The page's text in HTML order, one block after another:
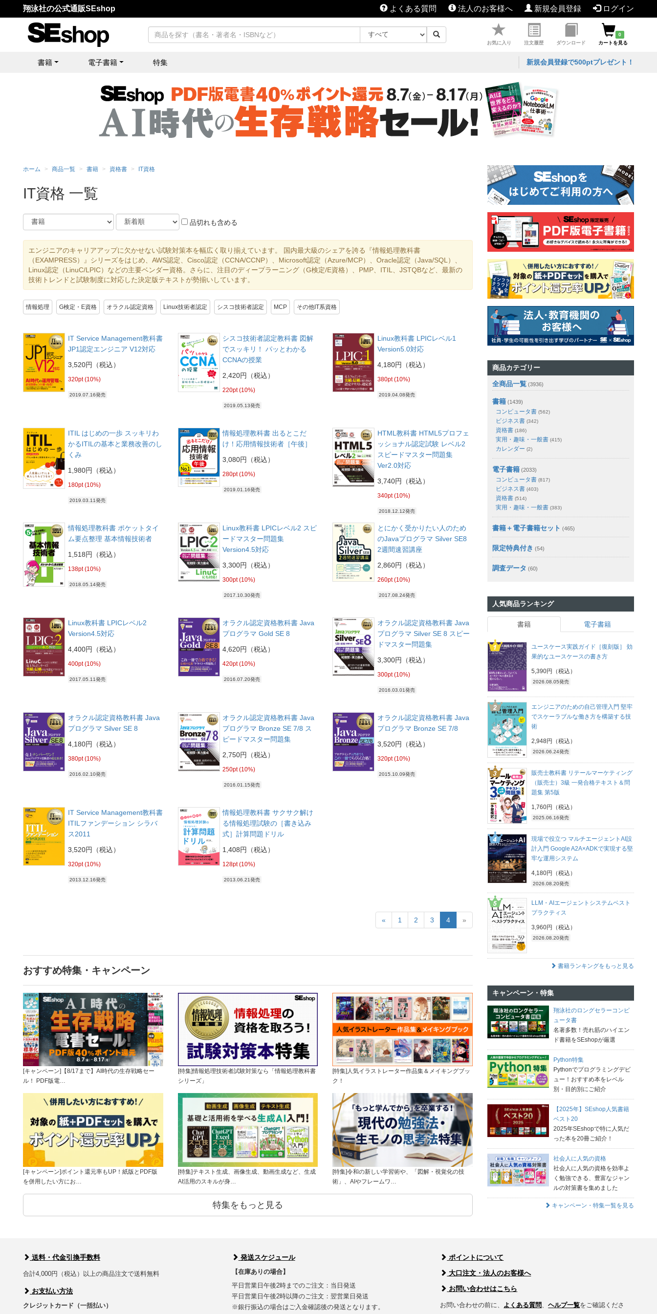
翔泳社の公式通販SEshop よくある質問 法人のお客様へ 新規会員登録 ログイン
お気に入り 注文履歴 ダウンロード
0
カートを見る
書籍 電子書籍 特集 新規会員登録で500ptプレゼント！
ホーム 商品一覧 書籍 資格書 IT資格
IT資格 一覧
品切れも含める
エンジニアのキャリアアップに欠かせない試験対策本を幅広く取り揃えています。 国内最大級のシェアを誇る『情報処理教科書
（EXAMPRESS）』シリーズをはじめ、AWS認定、Cisco認定（CCNA/CCNP）、Microsoft認定（Azure/MCP）、Oracle認定（Java/SQL）、
Linux認定（LinuC/LPIC）などの主要ベンダー資格。さらに、注目のディープラーニング（G検定/E資格）、PMP、ITIL、JSTQBなど、最新の
技術トレンドと試験制度に対応した決定版テキストが勢揃いしています。
情報処理 G検定・E資格 オラクル認定資格 Linux技術者認定 シスコ技術者認定 MCP その他IT系資格
IT Service Management教科書
JP1認定エンジニア V12対応
3,520円（税込）
320pt (10%)
2019.07.16発売
シスコ技術者認定教科書 図解
でスッキリ！ パッとわかる
CCNAの授業
2,420円（税込）
220pt (10%)
2019.05.13発売
Linux教科書 LPICレベル1
Version5.0対応
4,180円（税込）
380pt (10%)
2019.04.08発売
ITIL はじめの一歩 スッキリわ
かるITILの基本と業務改善のし
くみ
1,980円（税込）
180pt (10%)
2019.03.11発売
情報処理教科書 出るとこだ
け！応用情報技術者［午後］
3,080円（税込）
280pt (10%)
2019.01.16発売
HTML教科書 HTML5プロフェ
ッショナル認定試験 レベル2
スピードマスター問題集
Ver2.0対応
3,740円（税込）
340pt (10%)
2018.12.12発売
情報処理教科書 ポケットタイ
ム要点整理 基本情報技術者
1,518円（税込）
138pt (10%)
2018.05.14発売
Linux教科書 LPICレベル2 スピ
ードマスター問題集
Version4.5対応
3,300円（税込）
300pt (10%)
2017.10.30発売
とにかく受かりたい人のため
のJavaプログラマ Silver SE8
2週間速習講座
2,860円（税込）
260pt (10%)
2017.08.24発売
Linux教科書 LPICレベル2
Version4.5対応
4,400円（税込）
400pt (10%)
2017.05.11発売
オラクル認定資格教科書 Java
プログラマ Gold SE 8
4,620円（税込）
420pt (10%)
2016.07.20発売
オラクル認定資格教科書 Java
プログラマ Silver SE 8 スピー
ドマスター問題集
3,300円（税込）
300pt (10%)
2016.03.01発売
オラクル認定資格教科書 Java
プログラマ Silver SE 8
4,180円（税込）
380pt (10%)
2016.02.10発売
オラクル認定資格教科書 Java
プログラマ Bronze SE 7/8 ス
ピードマスター問題集
2,750円（税込）
250pt (10%)
2016.01.15発売
オラクル認定資格教科書 Java
プログラマ Bronze SE 7/8
3,520円（税込）
320pt (10%)
2015.10.09発売
IT Service Management教科書
ITILファンデーション シラバ
ス2011
3,520円（税込）
320pt (10%)
2013.12.16発売
情報処理教科書 サクサク解け
る情報処理試験の［書き込み
式］計算問題ドリル
1,408円（税込）
128pt (10%)
2013.06.21発売
« 1 2 3 4 »
おすすめ特集・キャンペーン
[キャンペーン]【8/17まで】AI時代の生存戦略セー
ル！ PDF版電…
[特集]情報処理技術者試験対策なら「情報処理教科書
シリーズ」
[特集]人気イラストレーター作品集＆メイキングブッ
ク！
[キャンペーン]ポイント還元率もUP！紙版とPDF版
を併用したい方にお…
[特集]テキスト生成、画像生成、動画生成など、生成
AI活用のスキルが身…
[特集]令和の新しい学習術や、「図解・視覚化の技
術」、AIやフレームワ…
特集をもっと見る
商品カテゴリー
全商品一覧 (3936)
書籍 (1439)
コンピュータ書 (562)
ビジネス書 (342)
資格書 (186)
実用・趣味・一般書 (415)
カレンダー (2)
電子書籍 (2033)
コンピュータ書 (817)
ビジネス書 (403)
資格書 (514)
実用・趣味・一般書 (383)
書籍＋電子書籍セット (465)
限定特典付き (54)
調査データ (60)
人気商品ランキング
書籍 電子書籍
ユースケース実践ガイド［復刻版］ 効
果的なユースケースの書き方
5,390円（税込）
2026.08.05発売
エンジニアのための自己管理入門 堅牢
でスケーラブルな働き方を構築する技
術
2,948円（税込）
2026.06.24発売
販売士教科書 リテールマーケティング
（販売士）3級 一発合格テキスト＆問
題集 第5版
1,760円（税込）
2025.06.16発売
現場で役立つ マルチエージェントAI設
計入門 Google A2A×ADKで実現する堅
牢な運用システム
4,180円（税込）
2026.08.20発売
LLM・AIエージェントシステムベスト
プラクティス
3,960円（税込）
2026.08.20発売
書籍ランキングをもっと見る
キャンペーン・特集
翔泳社のロングセラーコンピ
ュータ書
名著多数！売れ筋のハイエン
ド書籍をSEshopが厳選
Python特集
Pythonでプログラミングデビ
ュー！おすすめ本をレベル
別・目的別にご紹介
【2025年】SEshop人気書籍
ベスト20
2025年SEshopで特に人気だ
った本を20冊ご紹介！
社会人に人気の資格
社会人に人気の資格を効率よ
く勉強できる、豊富なジャン
ルの対策書を集めました
キャンペーン・特集一覧を見る
送料・代金引換手数料
合計4,000円（税込）以上の商品注文で送料無料
お支払い方法
クレジットカード（一括払い）
発送スケジュール
【在庫ありの場合】
平日営業日午後2時までのご注文：当日発送
平日営業日午後2時以降のご注文：翌営業日発送
※銀行振込の場合はご入金確認後の発送となります。
ポイントについて
大口注文・法人のお客様へ
お問い合わせはこちら
お問い合わせの前に、 よくある質問 、ヘルプ一覧をご確認くださ